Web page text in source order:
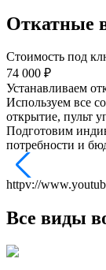
Откатные
Стоимость под
74 000 ₽
Устанавливаем
Используем все
открытие, пульт
Подготовим
потребности и
httpv://
Все виды